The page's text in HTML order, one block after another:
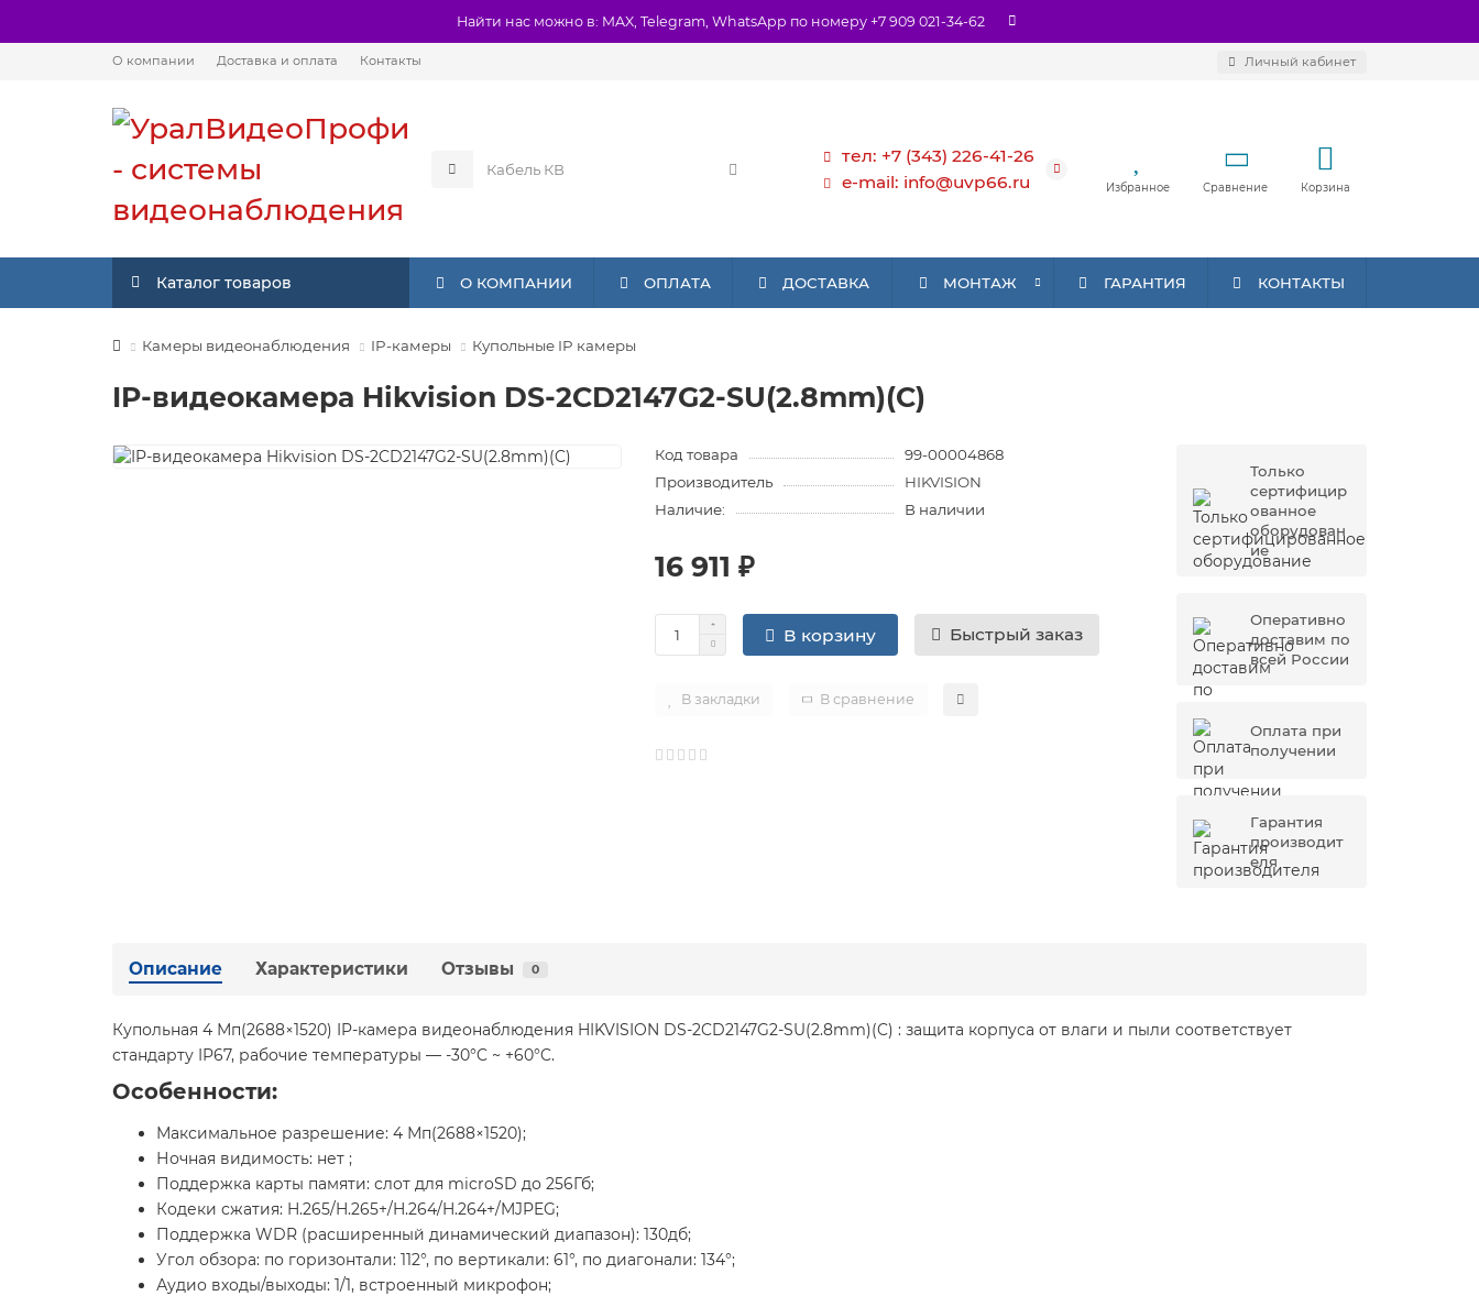
Найти нас можно в: MAX, Telegram, WhatsApp по номеру +7 909 021-34-62
О компании Доставка и оплата Контакты Личный кабинет
тел: +7 (343) 226-41-26
e-mail: info@uvp66.ru
Избранное Сравнение Корзина
Каталог товаров О КОМПАНИИ ОПЛАТА ДОСТАВКА МОНТАЖ ГАРАНТИЯ КОНТАКТЫ
Камеры видеонаблюдения IP-камеры Купольные IP камеры
IP-видеокамера Hikvision DS-2CD2147G2-SU(2.8mm)(C)
Код товара
99-00004868
Производитель
HIKVISION
Наличие:
В наличии
16 911 ₽
В корзину Быстрый заказ
В закладки В сравнение
Только
сертифицир
ованное
оборудован
ие
Оперативно
доставим по
всей России
Оплата при
получении
Гарантия
производит
еля
Описание Характеристики Отзывы 0
Купольная 4 Мп(2688×1520) IP-камера видеонаблюдения HIKVISION DS-2CD2147G2-SU(2.8mm)(C) : защита корпуса от влаги и пыли соответствует
стандарту IP67, рабочие температуры — -30°C ~ +60°C.
Особенности:
Максимальное разрешение: 4 Мп(2688×1520);
Ночная видимость: нет ;
Поддержка карты памяти: слот для microSD до 256Гб;
Кодеки сжатия: H.265/H.265+/H.264/H.264+/MJPEG;
Поддержка WDR (расширенный динамический диапазон): 130дб;
Угол обзора: по горизонтали: 112°, по вертикали: 61°, по диагонали: 134°;
Аудио входы/выходы: 1/1, встроенный микрофон;